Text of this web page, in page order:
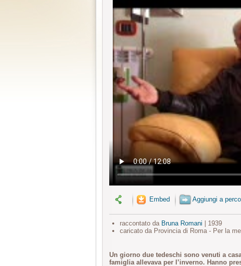
Embed Aggiungi a
raccontato da Bruna Romani | 1939
caricato da Provincia di Roma - Per la
Un giorno due tedeschi sono venuti a
famiglia allevava per l’inverno. Hanno